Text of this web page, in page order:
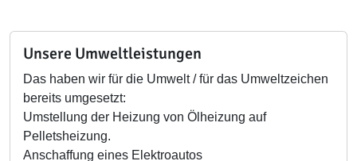
Unsere Umweltleistungen
Das haben wir für die Umwelt / für das Umweltzeichen
bereits umgesetzt:
Umstellung der Heizung von Ölheizung auf
Pelletsheizung.
Anschaffung eines Elektroautos